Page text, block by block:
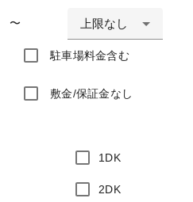
〜 上限なし
駐車場料金含む
敷金/保証金なし
1DK
2DK